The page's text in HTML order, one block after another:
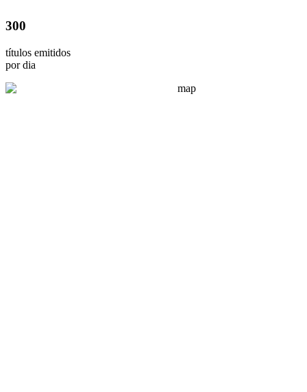
300
títulos emitidos
por dia